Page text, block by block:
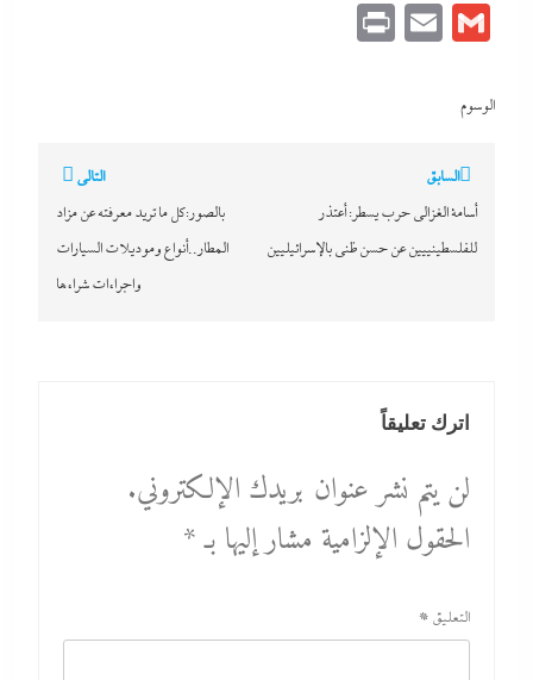
Gmail
Email
الوسوم
تصفّح
المقالات
السابق
أسامة الغزالى حرب يسطر: أعتذر
للفلسطينييين عن حسن ظنى بالإسرائيليين
التالي
بالصور:كل ما تريد معرفته عن مزاد
المطار..أنواع وموديلات السيارات
واجراءات شراءها
اترك تعليقاً
لن يتم نشر عنوان بريدك الإلكتروني.
الحقول الإلزامية مشار إليها بـ*
التعليق *